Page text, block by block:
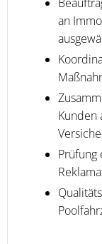
an
Kunden
Prüfung